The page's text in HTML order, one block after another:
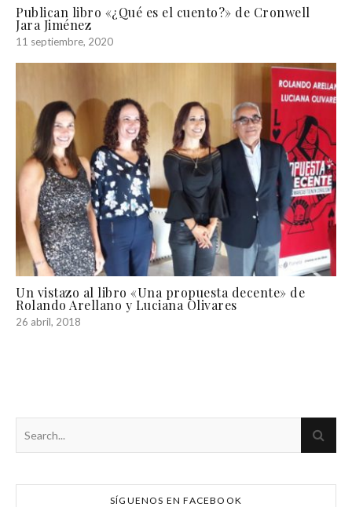
Publican libro «¿Qué es el cuento?» de Cronwell
Jara Jiménez
11 septiembre, 2020
Un vistazo al libro «Una propuesta decente» de
Rolando Arellano y Luciana Olivares
26 abril, 2018
SÍGUENOS EN FACEBOOK